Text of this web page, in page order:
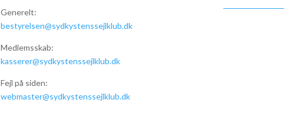
Generelt:
bestyrelsen@sydkystenssejlklub.dk
Medlemsskab:
kasserer@sydkystenssejlklub.dk
Fejl på siden:
webmaster@sydkystenssejlklub.dk